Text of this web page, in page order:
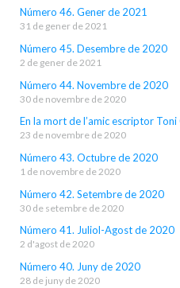
Número 46. Gener de 2021
31 de gener de 2021
Número 45. Desembre de 2020
2 de gener de 2021
Número 44. Novembre de 2020
30 de novembre de 2020
En la mort de l’amic escriptor
23 de novembre de 2020
Número 43. Octubre de 2020
1 de novembre de 2020
Número 42. Setembre de 2020
30 de setembre de 2020
Número 41. Juliol-Agost de 2020
2 d'agost de 2020
Número 40. Juny de 2020
28 de juny de 2020